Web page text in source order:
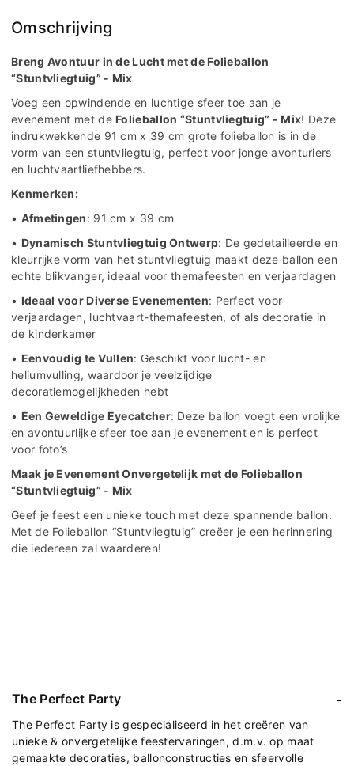
Omschrijving
Breng Avontuur in de Lucht met de Folieballon
“Stuntvliegtuig” - Mix
Voeg een opwindende en luchtige sfeer toe aan je
evenement met deFolieballon “Stuntvliegtuig” - Mix! Deze
indrukwekkende 91 cm x 39 cm grote folieballon is in de
vorm van een stuntvliegtuig, perfect voor jonge avonturiers
en luchtvaartliefhebbers.
Kenmerken:
• Afmetingen: 91 cm x 39 cm
• Dynamisch Stuntvliegtuig Ontwerp: De gedetailleerde en
kleurrijke vorm van het stuntvliegtuig maakt deze ballon een
echte blikvanger, ideaal voor themafeesten en verjaardagen
• Ideaal voor Diverse Evenementen: Perfect voor
verjaardagen, luchtvaart-themafeesten, of als decoratie in
de kinderkamer
• Eenvoudig te Vullen: Geschikt voor lucht- en
heliumvulling, waardoor je veelzijdige
decoratiemogelijkheden hebt
• Een Geweldige Eyecatcher: Deze ballon voegt een vrolijke
en avontuurlijke sfeer toe aan je evenement en is perfect
voor foto’s
Maak je Evenement Onvergetelijk met de Folieballon
“Stuntvliegtuig” - Mix
Geef je feest een unieke touch met deze spannende ballon.
Met de Folieballon “Stuntvliegtuig” creëer je een herinnering
die iedereen zal waarderen!
The Perfect Party
The Perfect Party is gespecialiseerd in het creëren van
unieke & onvergetelijke feestervaringen, d.m.v. op maat
gemaakte decoraties, ballonconstructies en sfeervolle